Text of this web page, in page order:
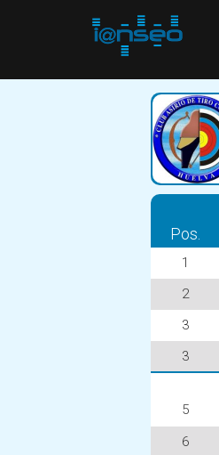
Pos.
1
2
3
3
5
6